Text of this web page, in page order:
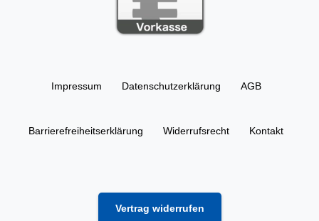
Impressum Daten­schutz­erklärung AGB
Barrierefreiheitserklärung Widerrufs­recht Kontakt
Vertrag widerrufen